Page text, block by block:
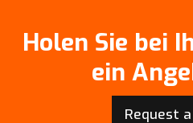
Holen Sie bei
ein
Request